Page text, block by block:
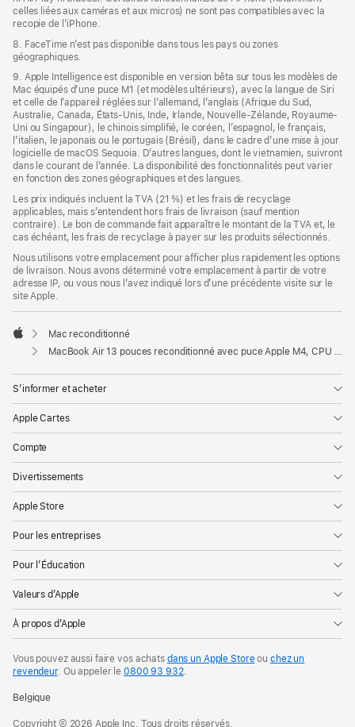
celles liées aux caméras et aux micros) ne sont pas compatibles avec la
recopie de l’iPhone.
8. FaceTime n’est pas disponible dans tous les pays ou zones
géographiques.
9. Apple Intelligence est disponible en version bêta sur tous les modèles de
Mac équipés d’une puce M1 (et modèles ultérieurs), avec la langue de Siri
et celle de l’appareil réglées sur l’allemand, l’anglais (Afrique du Sud,
Australie, Canada, États-Unis, Inde, Irlande, Nouvelle-Zélande, Royaume-
Uni ou Singapour), le chinois simplifié, le coréen, l’espagnol, le français,
l’italien, le japonais ou le portugais (Brésil), dans le cadre d’une mise à jour
logicielle de macOS Sequoia. D’autres langues, dont le vietnamien, suivront
dans le courant de l’année. La disponibilité des fonctionnalités peut varier
en fonction des zones géographiques et des langues.
Les prix indiqués incluent la TVA (21 %) et les frais de recyclage
applicables, mais s’entendent hors frais de livraison (sauf mention
contraire). Le bon de commande fait apparaître le montant de la TVA et, le
cas échéant, les frais de recyclage à payer sur les produits sélectionnés.
Nous utilisons votre emplacement pour afficher plus rapidement les options
de livraison. Nous avons déterminé votre emplacement à partir de votre
adresse IP, ou vous nous l’avez indiqué lors d’une précédente visite sur le
site Apple.
Apple
Mac reconditionné
MacBook Air 13 pouces reconditionné avec puce Apple M4, CPU 10 cœurs et GPU 10 cœurs – Minuit
S’informer et acheter
Apple Cartes
Compte
Divertissements
Apple Store
Pour les entreprises
Pour l’Éducation
Valeurs d’Apple
À propos d’Apple
Vous pouvez aussi faire vos achats dans un Apple Storeouchez un
revendeur. Ouappeler le0800 93 932.
Belgique
Copyright © 2026 Apple Inc. Tous droits réservés.